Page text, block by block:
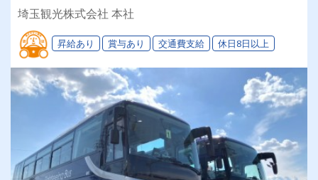
埼玉観光株式会社 本社
昇給あり 賞与あり 交通費支給 休日8日以上